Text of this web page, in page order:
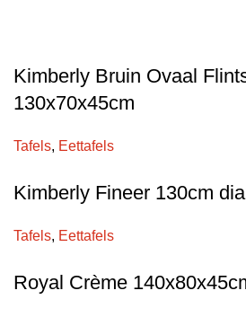
Kimberly Bruin Ovaal
130x70x45cm
Tafels, Eettafels
Kimberly Fineer 130cm
Tafels, Eettafels
Royal Crème